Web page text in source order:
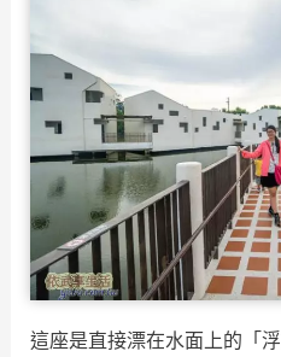
這座是直接漂在水面上的「